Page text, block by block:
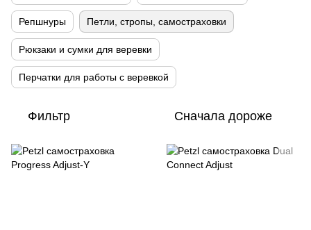
Репшнуры Петли, стропы, самостраховки
Рюкзаки и сумки для веревки
Перчатки для работы с веревкой
Фильтр Сначала дороже